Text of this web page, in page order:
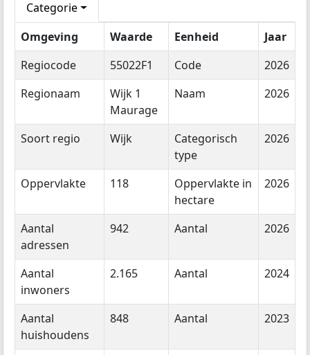
Categorie
Omgeving
Waarde Eenheid
Jaar
Regiocode
55022F1 Code
2026
Regionaam
Wijk 1
Maurage
Naam 2026
Soort regio Wijk
Categorisch
type
2026
Oppervlakte 118
Oppervlakte in
hectare
2026
Aantal
adressen
942 Aantal 2026
Aantal
inwoners
2.165 Aantal 2024
Aantal
huishoudens
848 Aantal 2023